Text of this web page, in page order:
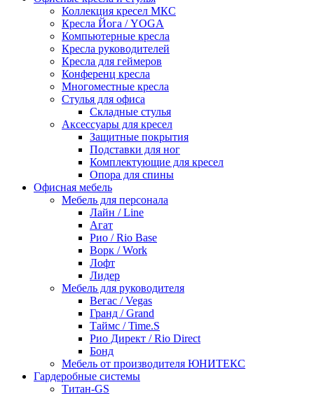
Коллекция кресел МКС
Кресла Йога / YOGA
Компьютерные кресла
Кресла руководителей
Кресла для геймеров
Конференц кресла
Многоместные кресла
Стулья для офиса
Складные стулья
Аксессуары для кресел
Защитные покрытия
Подставки для ног
Комплектующие для кресел
Опора для спины
Офисная мебель
Мебель для персонала
Лайн / Line
Агат
Рио / Rio Base
Ворк / Work
Лофт
Лидер
Мебель для руководителя
Вегас / Vegas
Гранд / Grand
Таймс / Time.S
Рио Директ / Rio Direct
Бонд
Мебель от производителя ЮНИТЕКС
Гардеробные системы
Титан-GS